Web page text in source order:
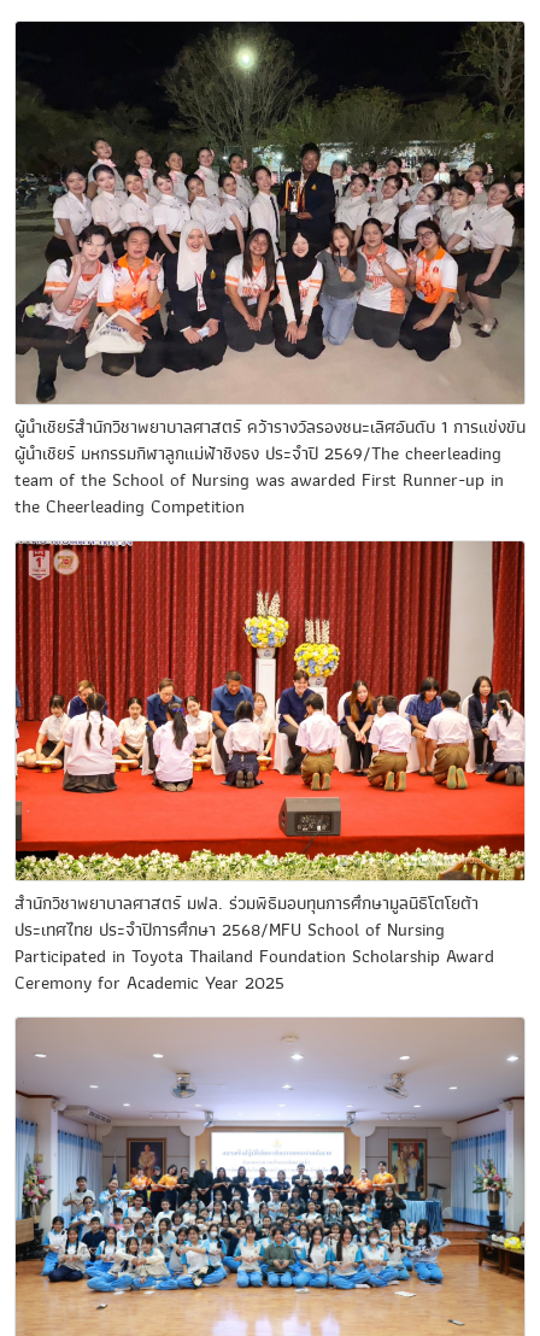
ผู้นำเชียร์สำนักวิชาพยาบาลศาสตร์ คว้ารางวัลรองชนะเลิศอันดับ 1 การแข่งขัน
ผู้นำเชียร์ มหกรรมกีฬาลูกแม่ฟ้าชิงธง ประจำปี 2569/The cheerleading
team of the School of Nursing was awarded First Runner-up in
the Cheerleading Competition
สำนักวิชาพยาบาลศาสตร์ มฟล. ร่วมพิธีมอบทุนการศึกษามูลนิธิโตโยต้า
ประเทศไทย ประจำปีการศึกษา 2568/MFU School of Nursing
Participated in Toyota Thailand Foundation Scholarship Award
Ceremony for Academic Year 2025